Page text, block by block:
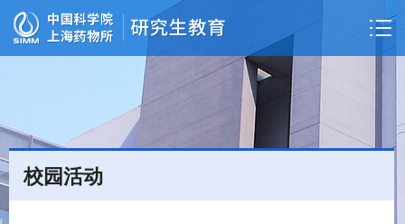
校园活动